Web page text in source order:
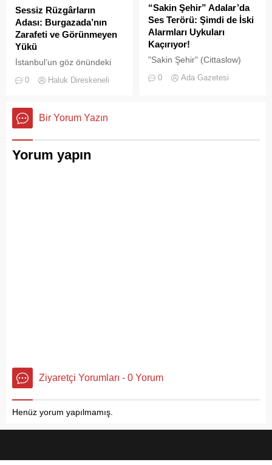
Sessiz Rüzgârların
Adası: Burgazada’nın
Zarafeti ve Görünmeyen
Yükü
İstanbul’un göz önündeki
denize doğru bakıldığında,
kendine has bir karakter
sergiler.
0 Haluk Direskeneli
“Sakin Şehir” Adalar’da
Ses Terörü: Şimdi de İski
Alarmları Uykuları
Kaçırıyor!
"Sakin Şehir" (Cittaslow)
adayı olan İstanbul’un incisi
Adalar'da gürültü kirliliği
0 Ada Gazetesi
Bir Yorum Yazın
Yorum yapın
Ziyaretçi Yorumları - 0 Yorum
Henüz yorum yapılmamış.